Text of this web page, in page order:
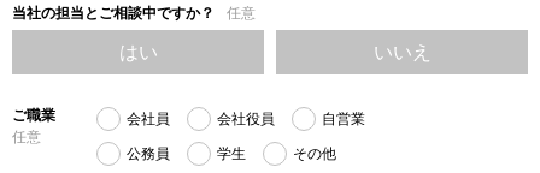
当社の担当とご相談中ですか？ 任意
はい いいえ
ご職業
任意
会社員 会社役員 自営業
公務員 学生 その他